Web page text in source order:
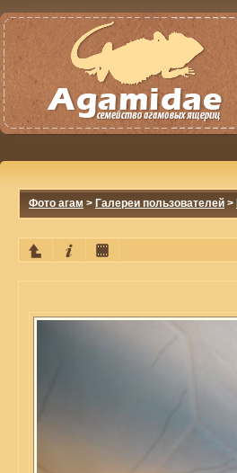
Фото агам > Галереи пользователей >